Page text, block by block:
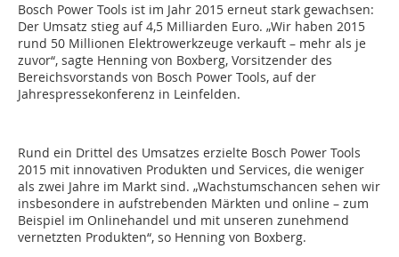
Bosch Power Tools ist im Jahr 2015 erneut stark gewachsen:
Der Umsatz stieg auf 4,5 Milliarden Euro. „Wir haben 2015
rund 50 Millionen Elektrowerkzeuge verkauft – mehr als je
zuvor“, sagte Henning von Boxberg, Vorsitzender des
Bereichsvorstands von Bosch Power Tools, auf der
Jahrespressekonferenz in Leinfelden.
Rund ein Drittel des Umsatzes erzielte Bosch Power Tools
2015 mit innovativen Produkten und Services, die weniger
als zwei Jahre im Markt sind. „Wachstumschancen sehen wir
insbesondere in aufstrebenden Märkten und online – zum
Beispiel im Onlinehandel und mit unseren zunehmend
vernetzten Produkten“, so Henning von Boxberg.